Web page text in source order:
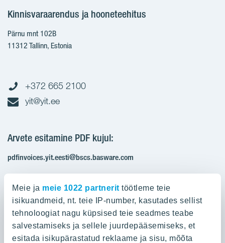
Meie ja meie 1022 partnerit töötleme teie
isikuandmeid, nt. teie IP-number, kasutades sellist
tehnoloogiat nagu küpsised teie seadmes teabe
salvestamiseks ja sellele juurdepääsemiseks, et
esitada isikupärastatud reklaame ja sisu, mõõta
Kinnisvaraarendus ja hooneteehitus
Pärnu mnt 102B
11312 Tallinn, Estonia
+372 665 2100
yit@yit.ee
Arvete esitamine PDF kujul:
pdfinvoices.yit.eesti@bscs.basware.com
KMKR: EE100210897
Ettevõttest